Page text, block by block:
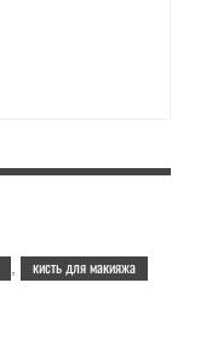
кисть для макияжа